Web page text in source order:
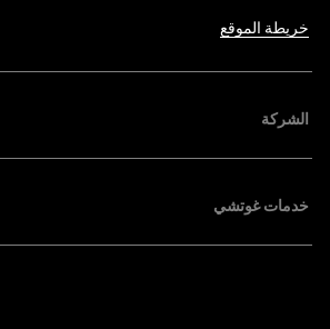
خريطة الموقع
الشركة
خدمات غوتشي